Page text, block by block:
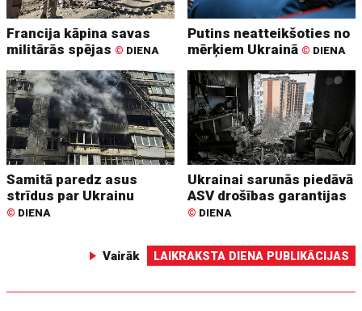
Francija kāpina savas
militārās spējas © DIENA
Putins neatteikšoties no
mērķiem Ukrainā © DIENA
Samitā paredz asus
strīdus par Ukrainu
© DIENA
Ukrainai sarunās piedāvā
ASV drošības garantijas
© DIENA
Vairāk LAIKRAKSTA DIENA PUBLIKĀCIJAS